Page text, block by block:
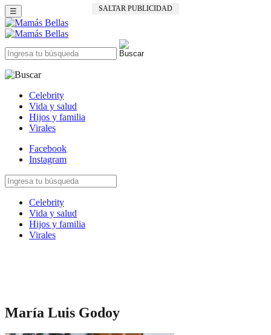
SALTAR PUBLICIDAD
☰
Celebrity
Vida y salud
Hijos y familia
Virales
Facebook
Instagram
Celebrity
Vida y salud
Hijos y familia
Virales
María Luis Godoy